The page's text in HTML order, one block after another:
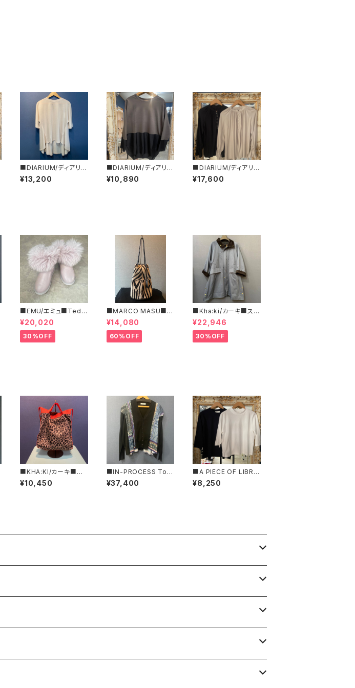
■DIARIUM/ディアリウ
ム■バックフレアー・ド
ルマンカットソー■春夏
¥13,200
■DIARIUM/ディアリウ
ム■シアー切り替えトッ
プス■春夏新作！■MA
¥10,890
■DIARIUM/ディアリウ
ム■パールボタンブラウ
ス■春夏新作！■MAD
¥17,600
■EMU/エミュ■Tedd
y Wurren■撥水サイド
ジッパーブーツ
¥20,020
30%OFF
■MARCO MASU■マ
ルコ マージ■ハラコ・ゼ
ブラ柄巾着BAG■程よ
いサイズで可愛い
¥14,080
60%OFF
■Kha:ki/カーキ■スタ
ンドカラー・コート■
¥22,946
30%OFF
■KHA:KI/カーキ■リ
バーシブルトートBAG■
MIL25SBG3047■
¥10,450
■IN-PROCESS Tok
yo/インプロセストキョ
ー■モザイクプリントプ
¥37,400
■A PIECE OF LIBRA
RY/ア ピース オブ ライ
ブラリー■エブリーコッ
¥8,250